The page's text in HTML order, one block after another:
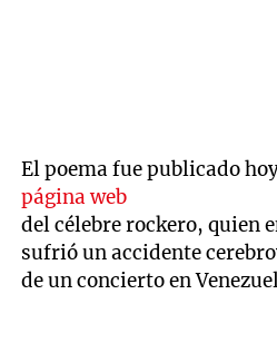
El poema fue publicado
página web
del célebre rockero, quien
sufrió un accidente
de un concierto en